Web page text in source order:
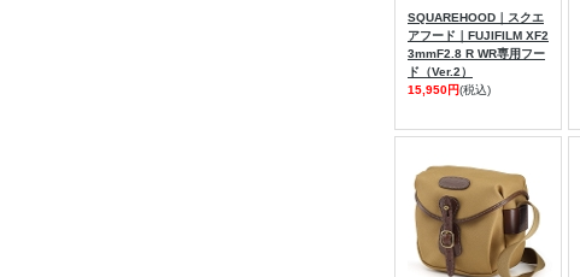
SQUAREHOOD｜スクエ
アフード｜FUJIFILM XF2
3mmF2.8 R WR専用フー
ド（Ver.2）
15,950円(税込)